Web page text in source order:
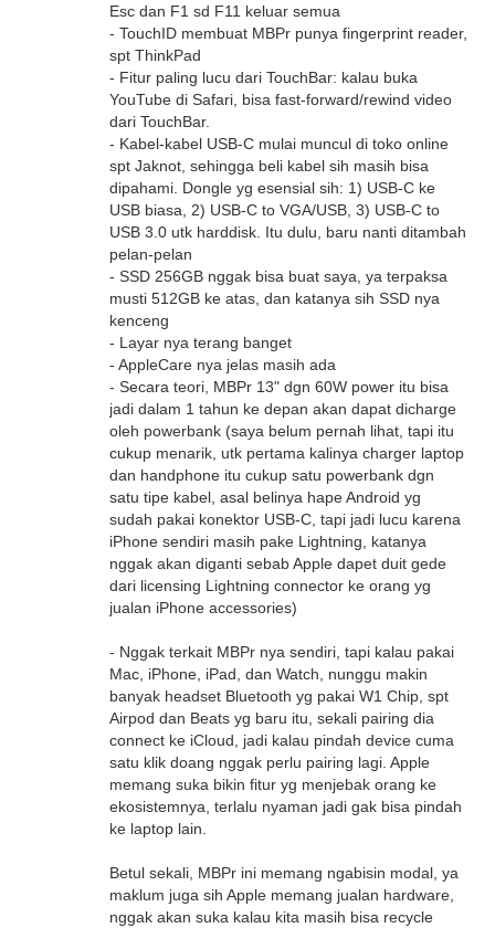
Esc dan F1 sd F11 keluar semua
- TouchID membuat MBPr punya fingerprint reader,
spt ThinkPad
- Fitur paling lucu dari TouchBar: kalau buka
YouTube di Safari, bisa fast-forward/rewind video
dari TouchBar.
- Kabel-kabel USB-C mulai muncul di toko online
spt Jaknot, sehingga beli kabel sih masih bisa
dipahami. Dongle yg esensial sih: 1) USB-C ke
USB biasa, 2) USB-C to VGA/USB, 3) USB-C to
USB 3.0 utk harddisk. Itu dulu, baru nanti ditambah
pelan-pelan
- SSD 256GB nggak bisa buat saya, ya terpaksa
musti 512GB ke atas, dan katanya sih SSD nya
kenceng
- Layar nya terang banget
- AppleCare nya jelas masih ada
- Secara teori, MBPr 13" dgn 60W power itu bisa
jadi dalam 1 tahun ke depan akan dapat dicharge
oleh powerbank (saya belum pernah lihat, tapi itu
cukup menarik, utk pertama kalinya charger laptop
dan handphone itu cukup satu powerbank dgn
satu tipe kabel, asal belinya hape Android yg
sudah pakai konektor USB-C, tapi jadi lucu karena
iPhone sendiri masih pake Lightning, katanya
nggak akan diganti sebab Apple dapet duit gede
dari licensing Lightning connector ke orang yg
jualan iPhone accessories)
- Nggak terkait MBPr nya sendiri, tapi kalau pakai
Mac, iPhone, iPad, dan Watch, nunggu makin
banyak headset Bluetooth yg pakai W1 Chip, spt
Airpod dan Beats yg baru itu, sekali pairing dia
connect ke iCloud, jadi kalau pindah device cuma
satu klik doang nggak perlu pairing lagi. Apple
memang suka bikin fitur yg menjebak orang ke
ekosistemnya, terlalu nyaman jadi gak bisa pindah
ke laptop lain.
Betul sekali, MBPr ini memang ngabisin modal, ya
maklum juga sih Apple memang jualan hardware,
nggak akan suka kalau kita masih bisa recycle